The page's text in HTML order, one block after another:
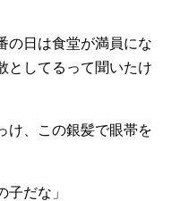
の日は食堂が満員にな
としてるって聞いたけ
、この銀髪で眼帯を
子だな」